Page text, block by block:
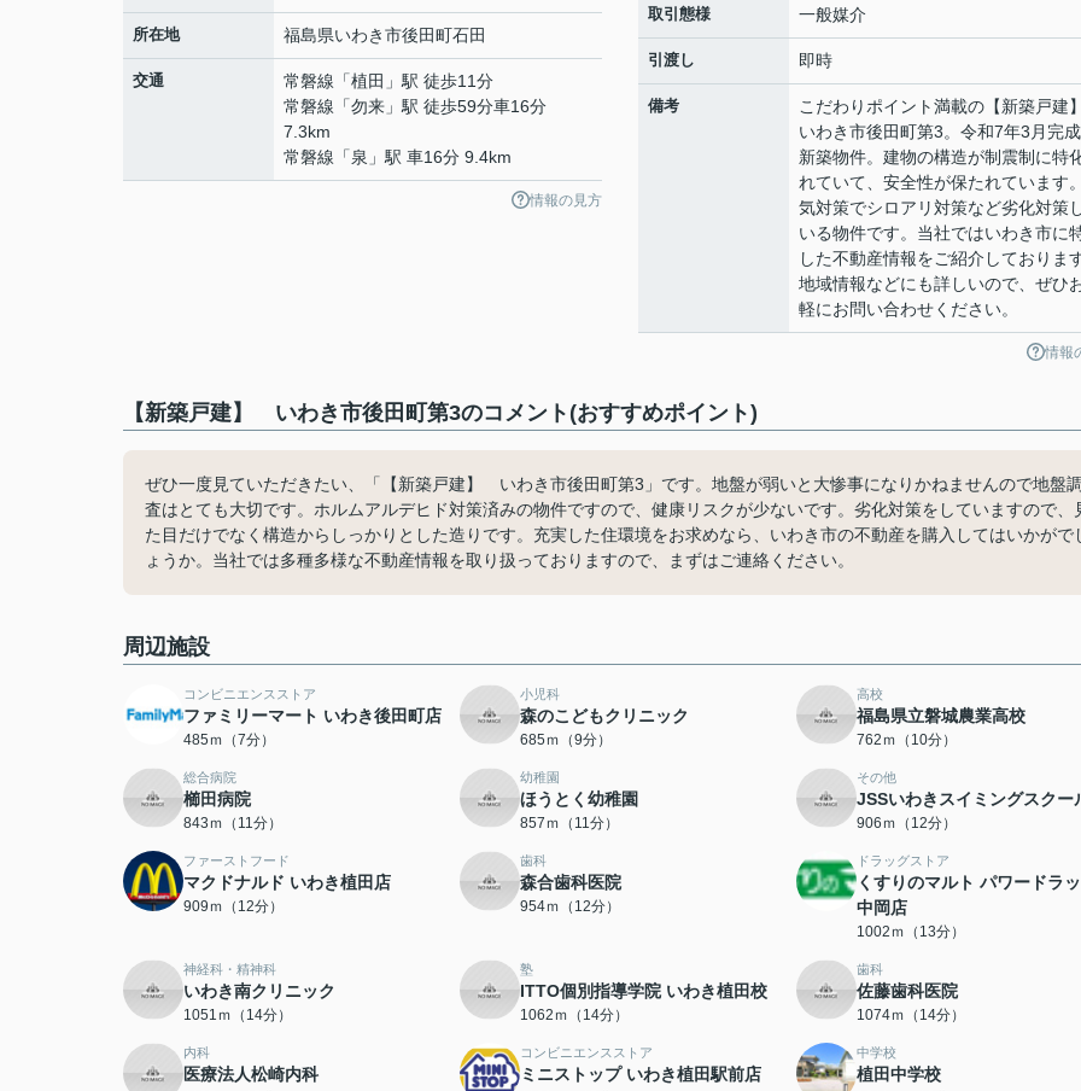
所在地 福島県いわき市後田町石田
交通 常磐線 「植田 」駅 徒歩11分
常磐線 「勿来 」駅 徒歩59分車16分
7.3km
常磐線 「泉 」駅 車16分 9.4km
情報の見方
取引態様 一般媒介
引渡し 即時
備考
こだわりポイント満載の【新築戸
いわき市後田町第3。令和7年3月完
新築物件。建物の構造が制震制に特
れていて、安全性が保たれています
気対策でシロアリ対策など劣化対策
いる物件です。当社ではいわき市に
した不動産情報をご紹介しておりま
地域情報などにも詳しいので、ぜひ
軽にお問い合わせください。
情報
【新築戸建】 いわき市後田町第3のコメント(おすすめポイント)
ぜひ一度見ていただきたい、「【新築戸建】 いわき市後田町第3」です。地盤が弱いと大惨事になりかねませんので地盤
査はとても大切です。ホルムアルデヒド対策済みの物件ですので、健康リスクが少ないです。劣化対策をしていますので、
た目だけでなく構造からしっかりとした造りです。充実した住環境をお求めなら、いわき市の不動産を購入してはいかがで
ょうか。当社では多種多様な不動産情報を取り扱っておりますので、まずはご連絡ください。
周辺施設
コンビニエンスストア
ファミリーマート いわき後田町店
485ｍ（7分）
小児科
森のこどもクリニック
685ｍ（9分）
高校
福島県立磐城農業高校
762ｍ（10分）
総合病院
櫛田病院
843ｍ（11分）
幼稚園
ほうとく幼稚園
857ｍ（11分）
その他
JSSいわきスイミングスクー
906ｍ（12分）
ファーストフード
マクドナルド いわき植田店
909ｍ（12分）
歯科
森合歯科医院
954ｍ（12分）
ドラッグストア
くすりのマルト パワードラ
中岡店
1002ｍ（13分）
神経科・精神科
いわき南クリニック
1051ｍ（14分）
塾
ITTO個別指導学院 いわき植田校
1062ｍ（14分）
歯科
佐藤歯科医院
1074ｍ（14分）
内科
医療法人松崎内科
コンビニエンスストア
ミニストップ いわき植田駅前店
中学校
植田中学校